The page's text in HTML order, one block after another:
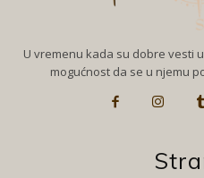
U vremenu kada su dobre vesti
mogućnost da se u njemu